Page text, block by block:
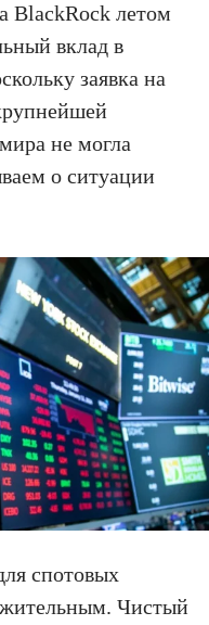
BlackRock летом
вклад в
заявка на
не могла
о ситуации
спотовых
Чистый